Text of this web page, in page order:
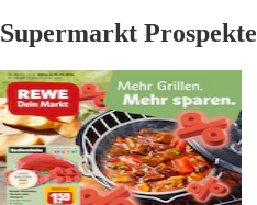
Supermarkt Prospekte